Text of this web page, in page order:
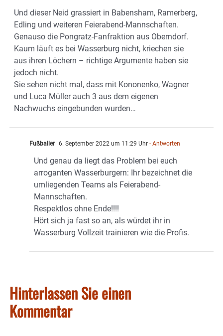
Und dieser Neid grassiert in Babensham, Ramerberg,
Edling und weiteren Feierabend-Mannschaften.
Genauso die Pongratz-Fanfraktion aus Oberndorf.
Kaum läuft es bei Wasserburg nicht, kriechen sie
aus ihren Löchern – richtige Argumente haben sie
jedoch nicht.
Sie sehen nicht mal, dass mit Kononenko, Wagner
und Luca Müller auch 3 aus dem eigenen
Nachwuchs eingebunden wurden…
Fußballer 6. September 2022 um 11:29 Uhr - Antworten
Und genau da liegt das Problem bei euch
arroganten Wasserburgern: Ihr bezeichnet die
umliegenden Teams als Feierabend-
Mannschaften.
Respektlos ohne Ende!!!!
Hört sich ja fast so an, als würdet ihr in
Wasserburg Vollzeit trainieren wie die Profis.
Hinterlassen Sie einen
Kommentar